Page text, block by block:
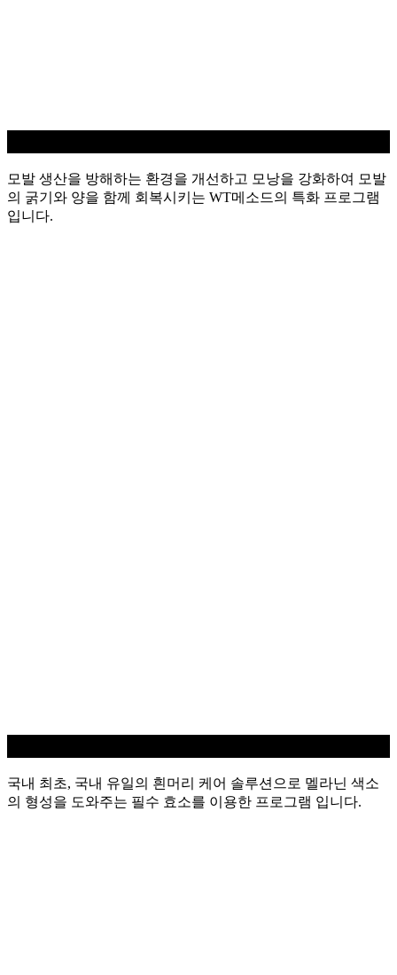
모발 생산을 방해하는 환경을 개선하고 모낭을 강화하여 모발
의 굵기와 양을 함께 회복시키는 WT메소드의 특화 프로그램
입니다.
국내 최초, 국내 유일의 흰머리 케어 솔루션으로 멜라닌 색소
의 형성을 도와주는 필수 효소를 이용한 프로그램 입니다.